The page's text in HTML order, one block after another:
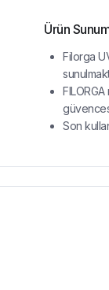
Ürün
Filorga
Son